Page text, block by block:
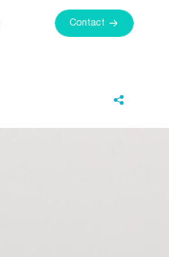
Contact